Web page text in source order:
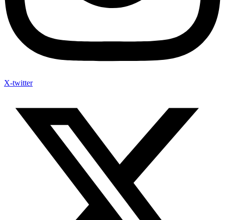
X-twitter